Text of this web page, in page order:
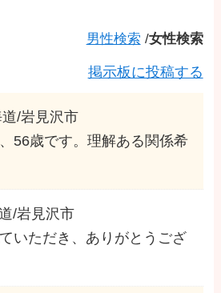
男性検索 /女性検索
掲示板に投稿する
/岩見沢市
56歳です。理解ある関係希
/岩見沢市
いただき、ありがとうござ